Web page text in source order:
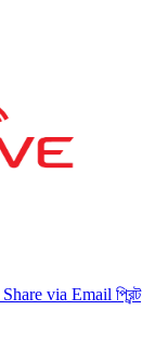
Share via Email প্রিন্ট